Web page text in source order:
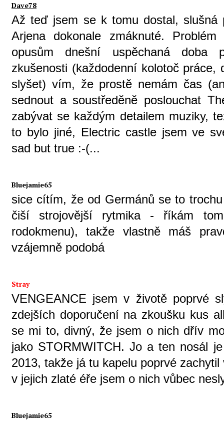
Dave78
Až teď jsem se k tomu dostal, slušná
Arjena dokonale zmáknuté.
opusům dnešní uspěchaná doba
zkušenosti (každodenní kolotoč
slyšet) vím, že prostě nemám čas
sednout a soustředěně poslouchat
zabývat se každým detailem muziky,
to bylo jiné, Electric castle jsem ve
sad but true :-(...
Bluejamie65
sice cítím, že od Germánů se to
čiší strojovější rytmika - říkám
rodokmenu), takže vlastně máš
vzájemně podobá
Stray
VENGEANCE jsem v životě poprvé
zdejších doporučení na zkoušku kus
se mi to, divný, že jsem o nich dřív
jako STORMWITCH. Jo a ten nosál
2013, takže já tu kapelu poprvé
v jejich zlaté éře jsem o nich vůbec
Bluejamie65